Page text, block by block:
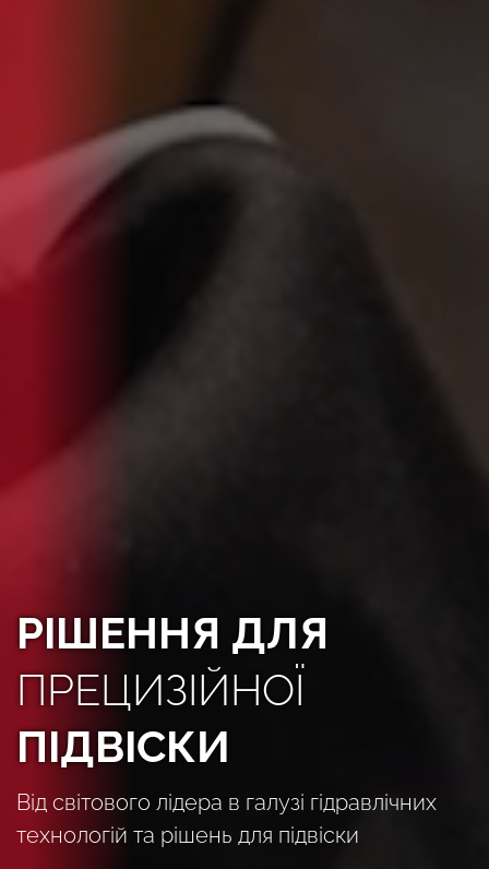
РІШЕННЯ ДЛЯ
ПРЕЦИЗІЙНОЇ
ПІДВІСКИ
Від світового лідера в галузі гідравлічних
технологій та рішень для підвіски